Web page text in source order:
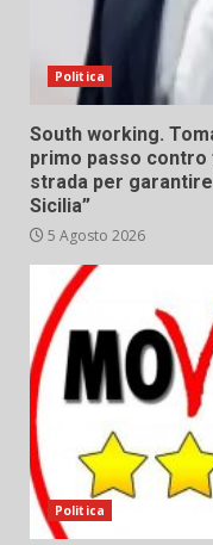
Politica
South working.
primo passo
strada per
Sicilia”
5 Agosto 2026
Politica